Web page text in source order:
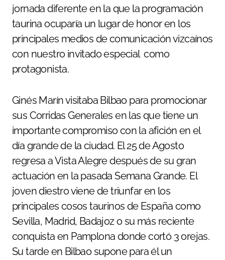
jornada diferente en la que la programación
taurina ocuparía un lugar de honor en los
principales medios de comunicación vizcaínos
con nuestro invitado especial como
protagonista.
Ginés Marín visitaba Bilbao para promocionar
sus Corridas Generales en las que tiene un
importante compromiso con la afición en el
día grande de la ciudad. El 25 de Agosto
regresa a Vista Alegre después de su gran
actuación en la pasada Semana Grande. El
joven diestro viene de triunfar en los
principales cosos taurinos de España como
Sevilla, Madrid, Badajoz o su más reciente
conquista en Pamplona donde cortó 3 orejas.
Su tarde en Bilbao supone para él un